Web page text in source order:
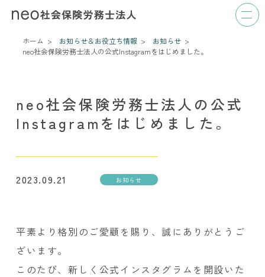
ホーム お知らせ＆お役立ち情報
お知らせ
neo社会保険労務士法人の公式Instagramをはじめました。
neo社会保険労務士法人の公式
Instagramをはじめました。
2023.09.21 お知らせ
平素より格別のご愛顧を賜り、誠にありがとうご
ざいます。
このたび、新しく公式インスタグラムを開設いた